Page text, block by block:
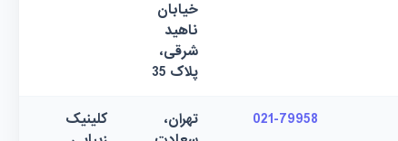
خیابان
ناهید
شرقی،
پلاک 35
021-79958
تهران،
کلینیک